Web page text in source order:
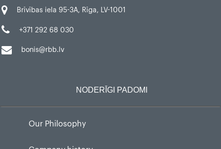
Brīvības iela 95-3A, Rīga, LV-1001
+371 292 68 030
bonis@rbb.lv
NODERĪGI PADOMI
Our Philosophy